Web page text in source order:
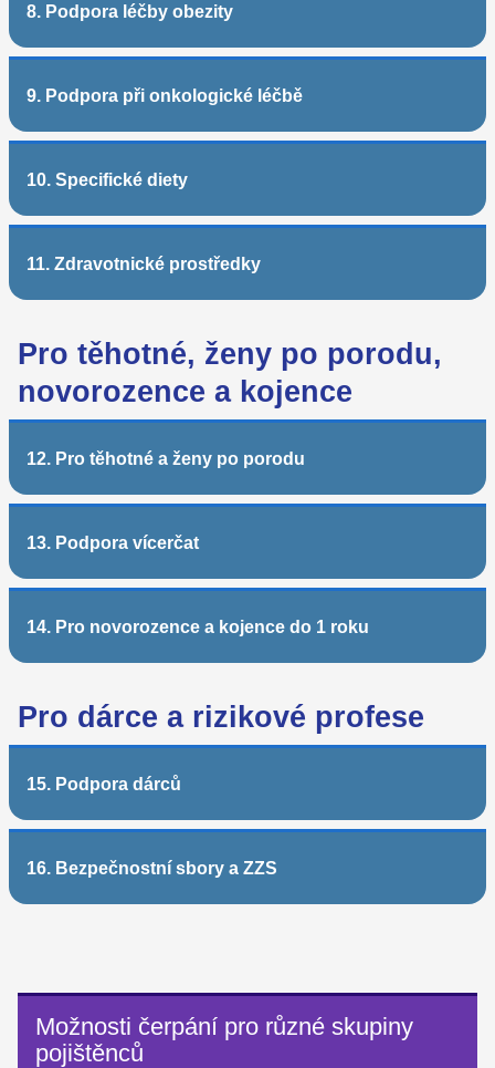
8. Podpora léčby obezity
9. Podpora při onkologické léčbě
10. Specifické diety
11. Zdravotnické prostředky
Pro těhotné, ženy po porodu,
novorozence a kojence
12. Pro těhotné a ženy po porodu
13. Podpora vícerčat
14. Pro novorozence a kojence do 1 roku
Pro dárce a rizikové profese
15. Podpora dárců
16. Bezpečnostní sbory a ZZS
Možnosti čerpání pro různé skupiny
pojištěnců